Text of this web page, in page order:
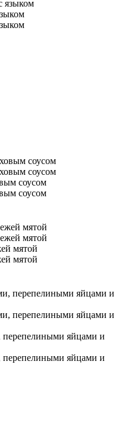
соусом
соусом
мятой
мятой
перепелиными яйцами и
перепелиными яйцами и